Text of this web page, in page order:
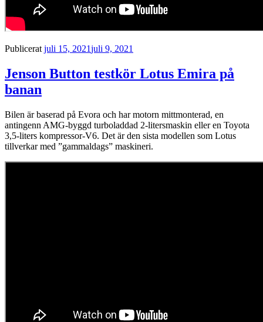
Publicerat juli 15, 2021juli 9, 2021
Jenson Button testkör Lotus Emira på
banan
Bilen är baserad på Evora och har motorn mittmonterad, en
antingenn AMG-byggd turboladdad 2-litersmaskin eller en Toyota
3,5-liters kompressor-V6. Det är den sista modellen som Lotus
tillverkar med ”gammaldags” maskineri.